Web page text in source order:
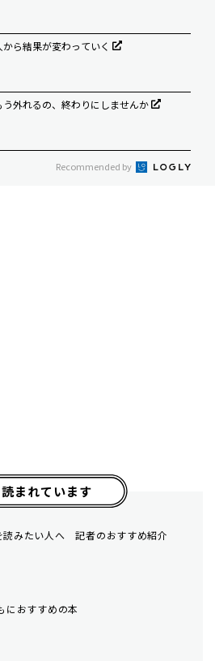
ら結果が変わっていく
う外れるの、終わりにしませんか
Recommended by
まれています
読みたい人へ 記者のおすすめ紹介
におすすめの本